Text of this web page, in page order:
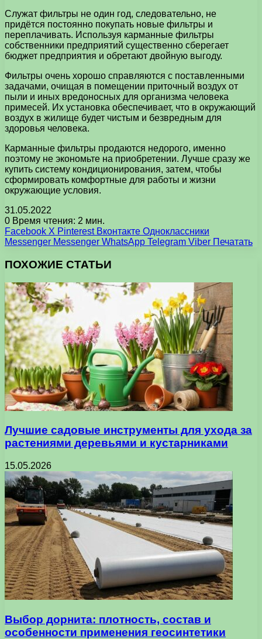
Служат фильтры не один год, следовательно, не
придётся постоянно покупать новые фильтры и
переплачивать. Используя карманные фильтры
собственники предприятий существенно сберегает
бюджет предприятия и обретают двойную выгоду.
Фильтры очень хорошо справляются с поставленными
задачами, очищая в помещении приточный воздух от
пыли и иных вредоносных для организма человека
примесей. Их установка обеспечивает, что в окружающий
воздух в жилище будет чистым и безвредным для
здоровья человека.
Карманные фильтры продаются недорого, именно
поэтому не экономьте на приобретении. Лучше сразу же
купить систему кондиционирования, затем, чтобы
сформировать комфортные для работы и жизни
окружающие условия.
31.05.2022
0 Время чтения: 2 мин.
Facebook X Pinterest Вконтакте Одноклассники
Messenger Messenger WhatsApp Telegram Viber Печатать
ПОХОЖИЕ СТАТЬИ
Лучшие садовые инструменты для ухода за
растениями деревьями и кустарниками
15.05.2026
Выбор дорнита: плотность, состав и
особенности применения геосинтетики